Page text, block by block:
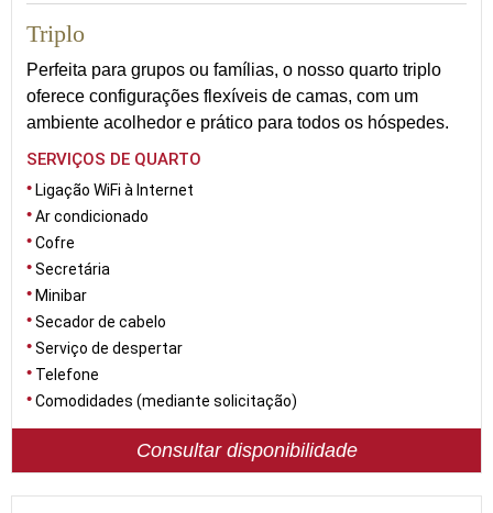
Triplo
Perfeita para grupos ou famílias, o nosso quarto triplo
oferece configurações flexíveis de camas, com um
ambiente acolhedor e prático para todos os hóspedes.
SERVIÇOS DE QUARTO
Ligação WiFi à Internet
Ar condicionado
Cofre
Secretária
Minibar
Secador de cabelo
Serviço de despertar
Telefone
Comodidades (mediante solicitação)
Consultar disponibilidade